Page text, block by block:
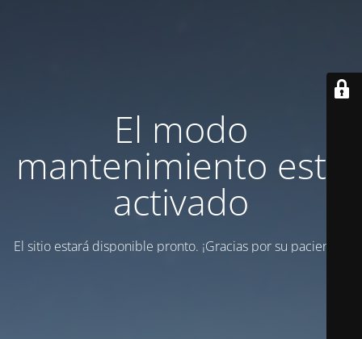
El modo
mantenimiento está
activado
El sitio estará disponible pronto. ¡Gracias por su paciencia!